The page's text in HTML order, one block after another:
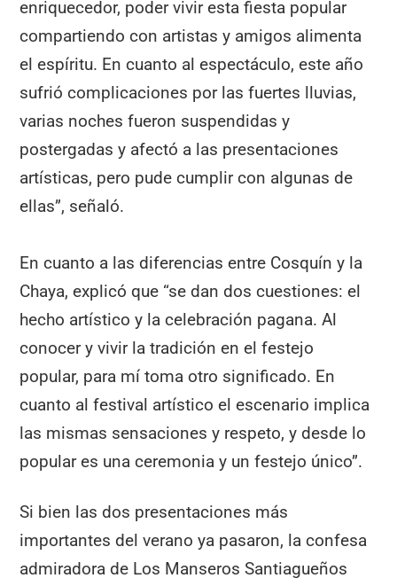
enriquecedor, poder vivir esta fiesta popular
compartiendo con artistas y amigos alimenta
el espíritu. En cuanto al espectáculo, este año
sufrió complicaciones por las fuertes lluvias,
varias noches fueron suspendidas y
postergadas y afectó a las presentaciones
artísticas, pero pude cumplir con algunas de
ellas”, señaló.
En cuanto a las diferencias entre Cosquín y la
Chaya, explicó que “se dan dos cuestiones: el
hecho artístico y la celebración pagana. Al
conocer y vivir la tradición en el festejo
popular, para mí toma otro significado. En
cuanto al festival artístico el escenario implica
las mismas sensaciones y respeto, y desde lo
popular es una ceremonia y un festejo único”.
Si bien las dos presentaciones más
importantes del verano ya pasaron, la confesa
admiradora de Los Manseros Santiagueños